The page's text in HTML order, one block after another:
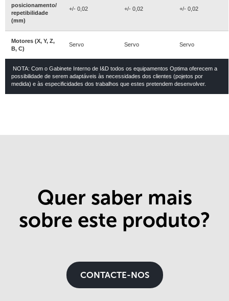
NOTA: Com o Gabinete Interno de I&D todos os equipamentos Optima oferecem a
possibilidade de serem adaptáveis às necessidades dos clientes (pojetos por
medida) e às especificidades dos trabalhos que estes pretendem desenvolver.
posicionamento/
repetibilidade
(mm)
+/- 0,02 +/- 0,02 +/- 0,02
Motores (X, Y, Z,
B, C)
Servo Servo Servo
Quer saber mais
sobre este produto?
CONTACTE-NOS